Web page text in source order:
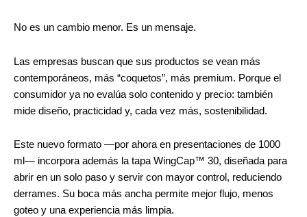
No es un cambio menor. Es un mensaje.
Las empresas buscan que sus productos se vean más
contemporáneos, más “coquetos”, más premium. Porque el
consumidor ya no evalúa solo contenido y precio: también
mide diseño, practicidad y, cada vez más, sostenibilidad.
Este nuevo formato —por ahora en presentaciones de 1000
ml— incorpora además la tapa WingCap™ 30, diseñada para
abrir en un solo paso y servir con mayor control, reduciendo
derrames. Su boca más ancha permite mejor flujo, menos
goteo y una experiencia más limpia.